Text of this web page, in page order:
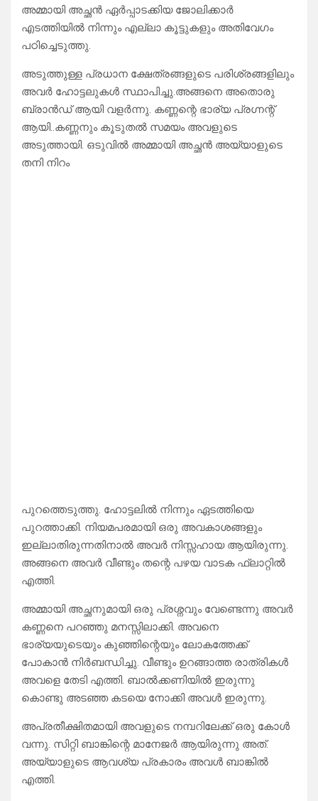
അമ്മായി അച്ഛൻ ഏർപ്പാടക്കിയ ജോലിക്കാർ
എടത്തിയിൽ നിന്നും എല്ലാ കൂട്ടുകളും അതിവേഗം
പഠിച്ചെടുത്തു.
അടുത്തുള്ള പ്രധാന ക്ഷേത്രങ്ങളുടെ പരിശ്രങ്ങളിലും
അവർ ഹോട്ടലുകൾ സ്ഥാപിച്ചു.അങ്ങനെ അതൊരു
ബ്രാൻഡ് ആയി വളർന്നു. കണ്ണന്റെ ഭാര്യ പ്രഗ്നന്റ്
ആയി..കണ്ണനും കൂടുതൽ സമയം അവളുടെ
അടുത്തായി. ഒടുവിൽ അമ്മായി അച്ഛൻ അയ്യാളുടെ
തനി നിറം
പുറത്തെടുത്തു. ഹോട്ടലിൽ നിന്നും ഏടത്തിയെ
പുറത്താക്കി. നിയമപരമായി ഒരു അവകാശങ്ങളും
ഇല്ലാതിരുന്നതിനാൽ അവർ നിസ്സഹായ ആയിരുന്നു.
അങ്ങനെ അവർ വീണ്ടും തന്റെ പഴയ വാടക ഫ്ലാറ്റിൽ
എത്തി.
അമ്മായി അച്ഛനുമായി ഒരു പ്രശ്നവും വേണ്ടെന്നു അവർ
കണ്ണനെ പറഞ്ഞു മനസ്സിലാക്കി. അവനെ
ഭാര്യയുടെയും കുഞ്ഞിന്റെയും ലോകത്തേക്ക്
പോകാൻ നിർബന്ധിച്ചു. വീണ്ടും ഉറങ്ങാത്ത രാത്രികൾ
അവളെ തേടി എത്തി. ബാൽക്കണിയിൽ ഇരുന്നു
കൊണ്ടു അടഞ്ഞ കടയെ നോക്കി അവൾ ഇരുന്നു.
അപ്രതീക്ഷിതമായി അവളുടെ നമ്പറിലേക്ക് ഒരു കോൾ
വന്നു. സിറ്റി ബാങ്കിന്റെ മാനേജർ ആയിരുന്നു അത്.
അയ്യാളുടെ ആവശ്യ പ്രകാരം അവൾ ബാങ്കിൽ
എത്തി.